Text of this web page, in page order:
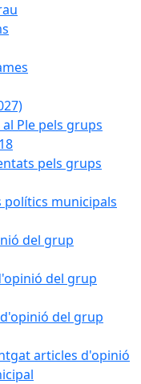
Ple pels grups
pels grups
polítics municipals
del grup
del grup
del grup
articles d'opinió